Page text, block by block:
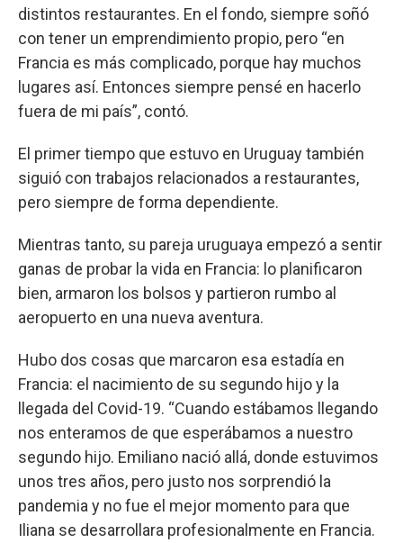
distintos restaurantes. En el fondo, siempre soñó
con tener un emprendimiento propio, pero “en
Francia es más complicado, porque hay muchos
lugares así. Entonces siempre pensé en hacerlo
fuera de mi país”, contó.
El primer tiempo que estuvo en Uruguay también
siguió con trabajos relacionados a restaurantes,
pero siempre de forma dependiente.
Mientras tanto, su pareja uruguaya empezó a sentir
ganas de probar la vida en Francia: lo planificaron
bien, armaron los bolsos y partieron rumbo al
aeropuerto en una nueva aventura.
Hubo dos cosas que marcaron esa estadía en
Francia: el nacimiento de su segundo hijo y la
llegada del Covid-19. “Cuando estábamos llegando
nos enteramos de que esperábamos a nuestro
segundo hijo. Emiliano nació allá, donde estuvimos
unos tres años, pero justo nos sorprendió la
pandemia y no fue el mejor momento para que
Iliana se desarrollara profesionalmente en Francia.